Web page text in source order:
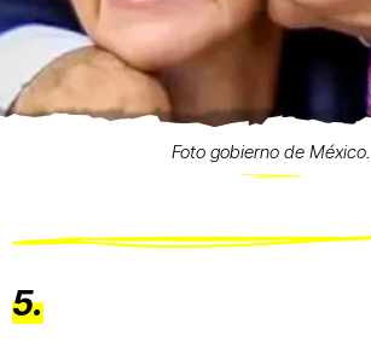
Foto gobierno de México.
5.